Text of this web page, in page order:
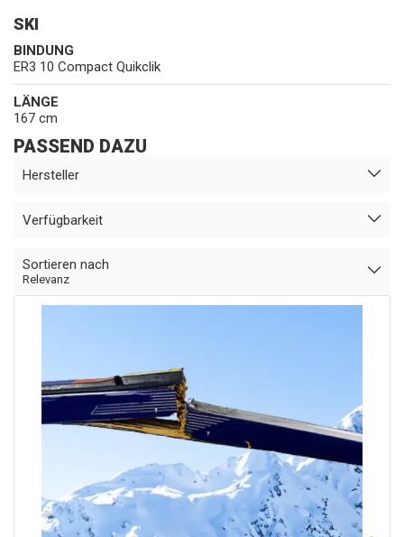
SKI
BINDUNG
ER3 10 Compact Quikclik
LÄNGE
167 cm
PASSEND DAZU
Hersteller
Verfügbarkeit
Sortieren nach
Relevanz